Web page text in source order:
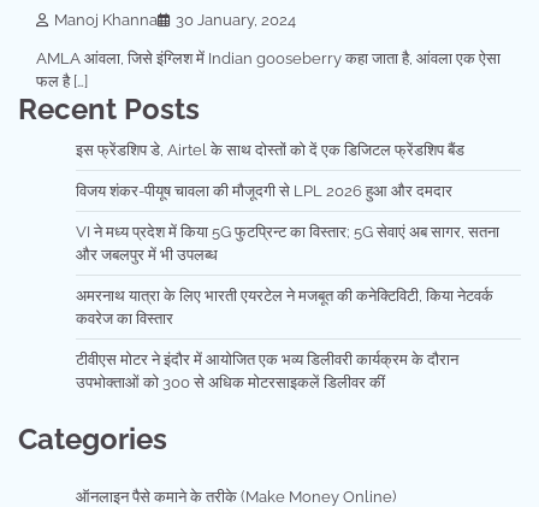
Manoj Khanna 30 January, 2024
AMLA आंवला, जिसे इंग्लिश में Indian gooseberry कहा जाता है, आंवला एक ऐसा
फल है […]
Recent Posts
इस फ्रेंडशिप डे, Airtel के साथ दोस्तों को दें एक डिजिटल फ्रेंडशिप बैंड
विजय शंकर-पीयूष चावला की मौजूदगी से LPL 2026 हुआ और दमदार
VI ने मध्य प्रदेश में किया 5G फुटप्रिन्ट का विस्तार; 5G सेवाएं अब सागर, सतना
और जबलपुर में भी उपलब्ध
अमरनाथ यात्रा के लिए भारती एयरटेल ने मजबूत की कनेक्टिविटी, किया नेटवर्क
कवरेज का विस्तार
टीवीएस मोटर ने इंदौर में आयोजित एक भव्य डिलीवरी कार्यक्रम के दौरान
उपभोक्ताओं को 300 से अधिक मोटरसाइकलें डिलीवर कीं
Categories
ऑनलाइन पैसे कमाने के तरीके (Make Money Online)